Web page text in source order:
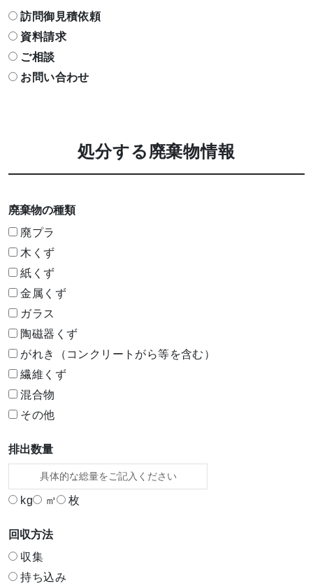
訪問御見積依頼
資料請求
ご相談
お問い合わせ
処分する廃棄物情報
廃棄物の種類
廃プラ
木くず
紙くず
金属くず
ガラス
陶磁器くず
がれき（コンクリートがら等を含む）
繊維くず
混合物
その他
排出数量
kg ㎥ 枚
回収方法
収集
持ち込み